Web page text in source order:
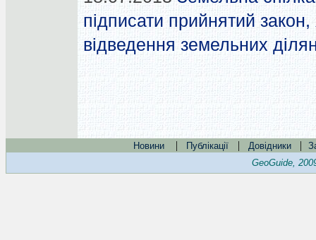
підписати прийнятий
відведення земельних
Новини | Публікації | Довідники |
GeoGuide,